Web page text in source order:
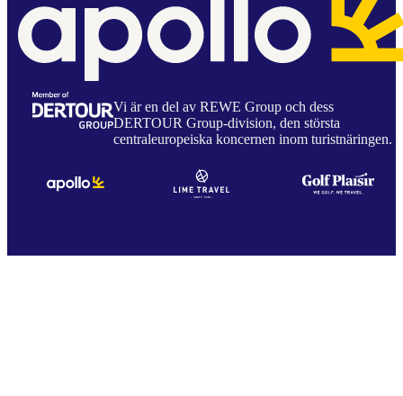
Vi är en del av REWE Group och dess
DERTOUR Group-division, den största
centraleuropeiska koncernen inom turistnäringen.